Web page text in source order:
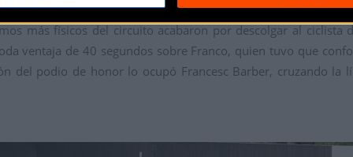
a sus ataques fue Hugo Franco, representante del
más físicos del circuito acabaron por descolgar al ciclista
ventaja de 40 segundos sobre Franco, quien tuvo que
del podio de honor lo ocupó Francesc Barber, cruzando la